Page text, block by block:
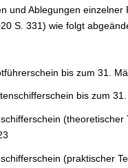
und Ablegungen einzelner
S. 331) wie folgt
bis zum 31.
bis zum
(theoretischer
(praktischer